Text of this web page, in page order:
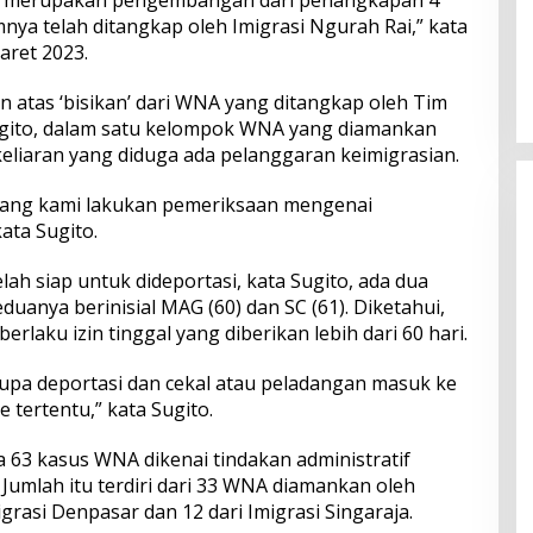
telah ditangkap oleh Imigrasi Ngurah Rai,” kata
2023.
atas ‘bisikan’ dari WNA yang ditangkap oleh Tim
dalam satu kelompok WNA yang diamankan
yang diduga ada pelanggaran keimigrasian.
kami lakukan pemeriksaan mengenai
Sugito.
siap untuk dideportasi, kata Sugito, ada dua
berinisial MAG (60) dan SC (61). Diketahui,
izin tinggal yang diberikan lebih dari 60 hari.
deportasi dan cekal atau peladangan masuk ke
tertentu,” kata Sugito.
63 kasus WNA dikenai tindakan administratif
itu terdiri dari 33 WNA diamankan oleh
Denpasar dan 12 dari Imigrasi Singaraja.
Perkuat Ekosistem Pariwisata
Village Grand Outlet Bali Resmi
Dibuka di KEK Kura Kura